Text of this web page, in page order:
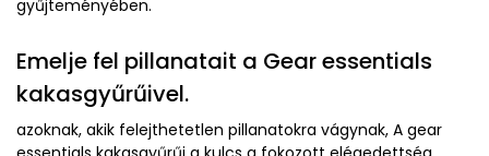
gyűjteményében.
Emelje fel pillanatait a Gear essentials
kakasgyűrűivel.
azoknak, akik felejthetetlen pillanatokra vágynak, A gear